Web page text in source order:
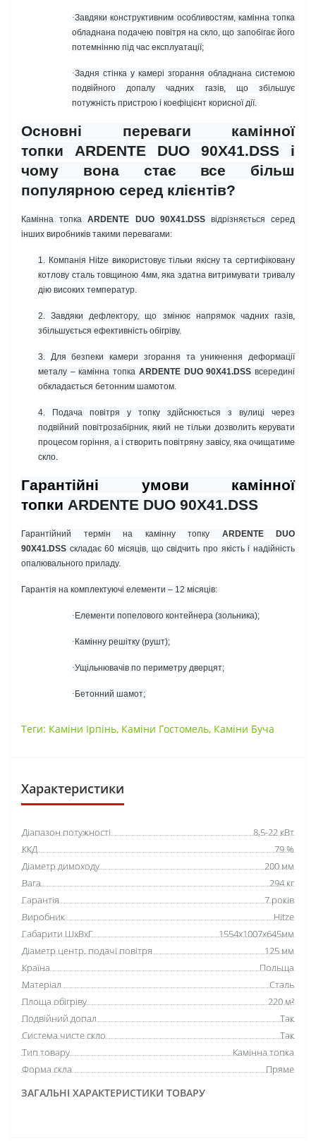
·Завдяки конструктивним особливостям, камінна топка
обладнана подачею повітря на скло, що запобігає його
потемнінню під час експлуатації;
·Задня стінка у камері згорання обладнана системою
подвійного допалу чадних газів, що збільшує
потужність пристрою і коефіцієнт корисної дії.
Основні переваги камінної
топки ARDENTE DUO 90X41.DSS і
чому вона стає все більш
популярною серед клієнтів?
Камінна топкаARDENTE DUO 90X41.DSSвідрізняється серед
інших виробників такими перевагами:
1. Компанія Hitze використовує тільки якісну та сертифіковану
котлову сталь товщиною 4мм, яка здатна витримувати тривалу
дію високих температур.
2. Завдяки дефлектору, що змінює напрямок чадних газів,
збільшується ефективність обігріву.
3. Для безпеки камери згорання та уникнення деформації
металу – камінна топка ARDENTE DUO 90X41.DSS всередині
обкладається бетонним шамотом.
4. Подача повітря у топку здійснюється з вулиці через
подвійний повітрозабірник, який не тільки дозволить керувати
процесом горіння, а і створить повітряну завісу, яка очищатиме
скло.
Гарантійні умови камінної
топки ARDENTE DUO 90X41.DSS
Гарантійний термін на камінну топку ARDENTE DUO
90X41.DSS складає 60 місяців, що свідчить про якість і надійність
опалювального приладу.
Гарантія на комплектуючі елементи – 12 місяців:
· Елементи попелового контейнера (зольника);
· Камінну решітку (рушт);
·Ущільнювачів по периметру дверцят;
· Бетонний шамот;
Теги: Каміни Ірпінь, Каміни Гостомель, Каміни Буча
Характеристики
ЗАГАЛЬНІ ХАРАКТЕРИСТИКИ ТОВАРУ
Діапазон потужності
8,5-22 кВт
ККД
79 %
Діаметр димоходу
200 мм
Вага
294 кг
Гарантія
7 років
Виробник
Hitze
Габарити ШхВхГ
1554х1007х645мм
Діаметр центр. подачі повітря
125 мм
Країна
Польща
Матеріал
Сталь
Площа обігріву
220 м²
Подвійний допал
Так
Система чисте скло
Так
Тип товару
Камінна топка
Форма скла
Пряме